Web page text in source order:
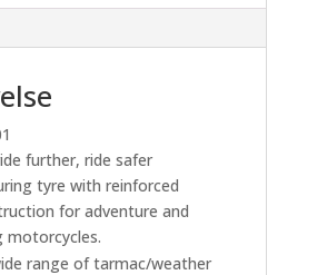
further, ride safer
tyre with reinforced
for adventure and
motorcycles.
range of tarmac/weather